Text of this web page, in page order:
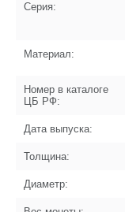
Серия:
Материал:
Номер в каталоге
ЦБ РФ:
Дата выпуска:
Толщина:
Диаметр: